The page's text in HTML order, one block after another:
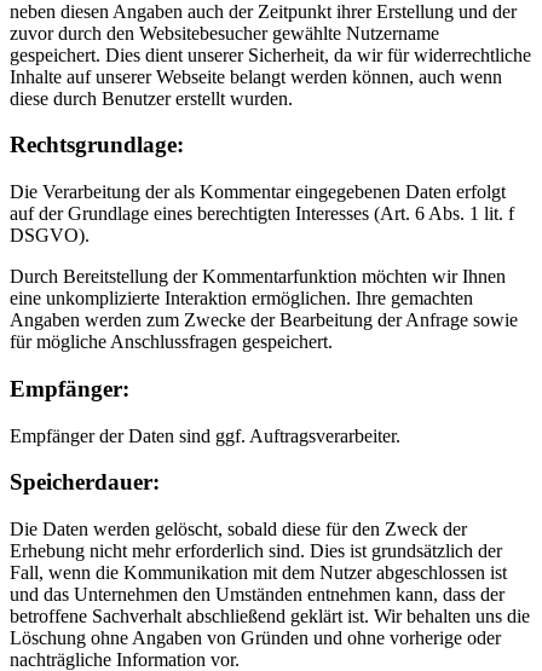
neben diesen Angaben auch der Zeitpunkt ihrer Erstellung und der
zuvor durch den Websitebesucher gewählte Nutzername
gespeichert. Dies dient unserer Sicherheit, da wir für widerrechtliche
Inhalte auf unserer Webseite belangt werden können, auch wenn
diese durch Benutzer erstellt wurden.
Rechtsgrundlage:
Die Verarbeitung der als Kommentar eingegebenen Daten erfolgt
auf der Grundlage eines berechtigten Interesses (Art. 6 Abs. 1 lit. f
DSGVO).
Durch Bereitstellung der Kommentarfunktion möchten wir Ihnen
eine unkomplizierte Interaktion ermöglichen. Ihre gemachten
Angaben werden zum Zwecke der Bearbeitung der Anfrage sowie
für mögliche Anschlussfragen gespeichert.
Empfänger:
Empfänger der Daten sind ggf. Auftragsverarbeiter.
Speicherdauer:
Die Daten werden gelöscht, sobald diese für den Zweck der
Erhebung nicht mehr erforderlich sind. Dies ist grundsätzlich der
Fall, wenn die Kommunikation mit dem Nutzer abgeschlossen ist
und das Unternehmen den Umständen entnehmen kann, dass der
betroffene Sachverhalt abschließend geklärt ist. Wir behalten uns die
Löschung ohne Angaben von Gründen und ohne vorherige oder
nachträgliche Information vor.